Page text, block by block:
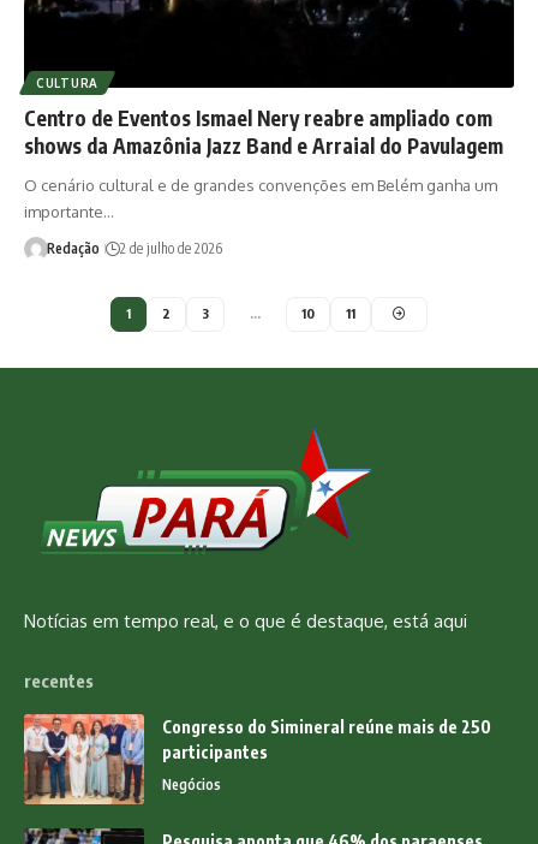
CULTURA
Centro de Eventos Ismael Nery reabre ampliado com
shows da Amazônia Jazz Band e Arraial do Pavulagem
O cenário cultural e de grandes convenções em Belém ganha um
importante…
Redação 2 de julho de 2026
1 2 3 … 10 11
Notícias em tempo real, e o que é destaque, está aqui
recentes
Congresso do Simineral reúne mais de 250
participantes
Negócios